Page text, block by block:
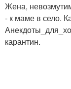
Жена,
- к маме в село.
карантин.